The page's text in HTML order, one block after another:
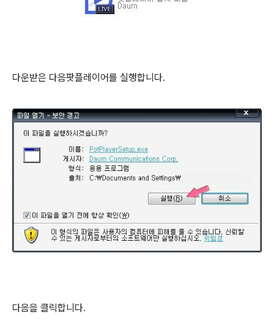
다운받은 다음팟플레이어를 실행합니다.
다음을 클릭합니다.